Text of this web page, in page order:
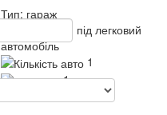
Тип: гараж
під легковий
автомобіль
1
1